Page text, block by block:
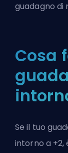
guadagno di
Cosa
Se il tuo
intorno a +2,